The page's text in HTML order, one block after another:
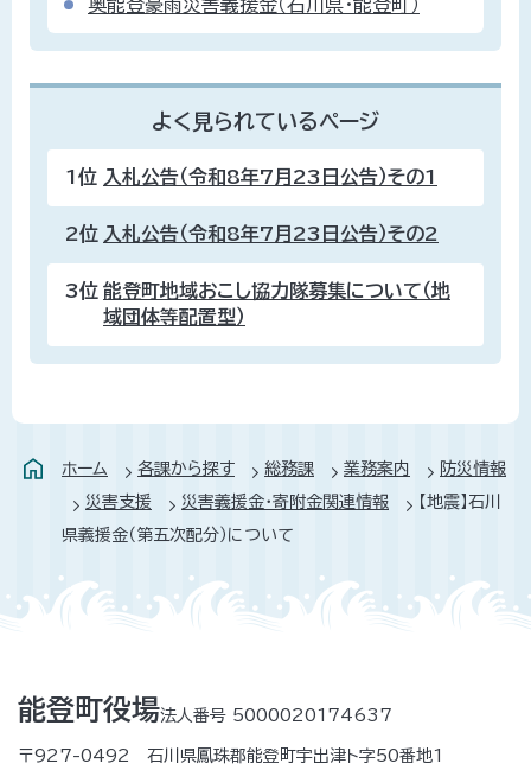
奥能登豪雨災害義援金（石川県・能登町）
よく見られているページ
1位 入札公告（令和8年7月23日公告）その1
2位 入札公告（令和8年7月23日公告）その2
3位 能登町地域おこし協力隊募集について（地
域団体等配置型）
ホーム 各課から探す 総務課 業務案内
防災情報
災害支援
災害義援金・寄附金関連情報
【地震】石川
県義援金（第五次配分）について
能登町役場法人番号 5000020174637
〒927-0492 石川県鳳珠郡能登町宇出津ト字50番地1